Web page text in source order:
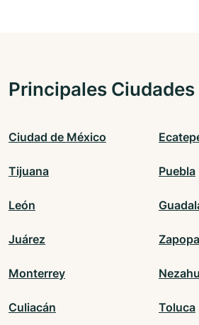
Principales Ciudades
Ciudad de México
Tijuana Puebla
León
Juárez
Monterrey
Culiacán Toluca